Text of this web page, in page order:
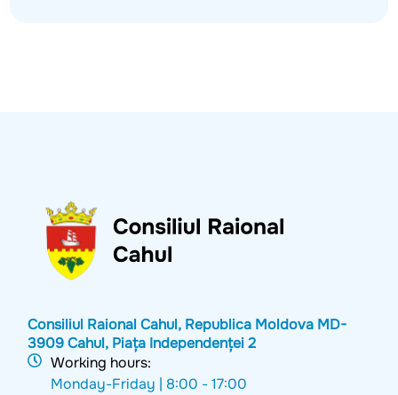
Consiliul Raional Cahul, Republica Moldova MD-
3909 Cahul, Piața Independenței 2
Working hours:
Monday-Friday | 8:00 - 17:00